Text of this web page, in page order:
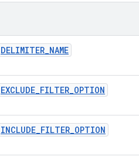
DELIMITER_NAME
EXCLUDE_FILTER_OPTION
INCLUDE_FILTER_OPTION